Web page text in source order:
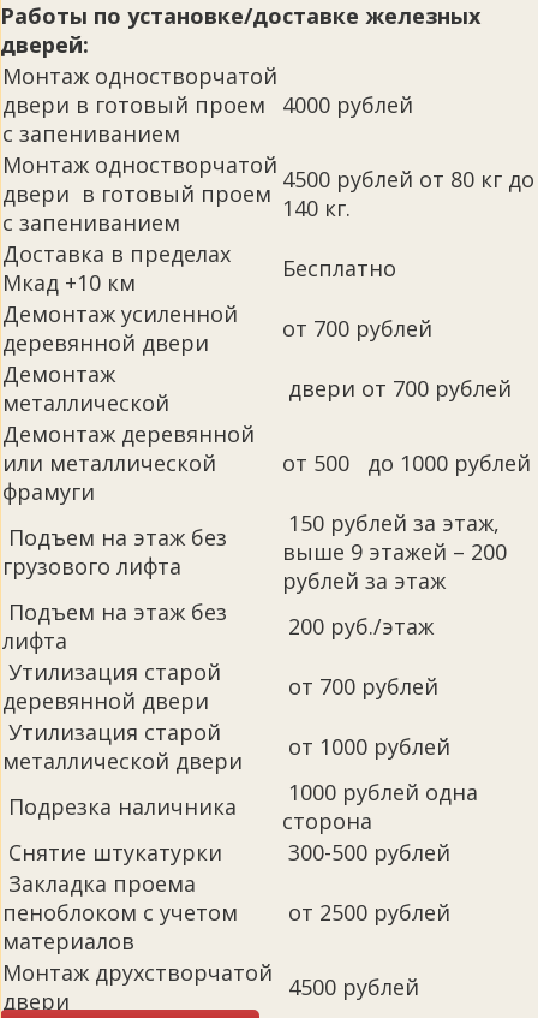
Работы по установке/доставке железных
дверей:
Монтаж одностворчатой
двери в готовый проем
с запениванием
4000 рублей
Монтаж одностворчатой
двери в готовый проем
с запениванием
4500 рублей от 80 кг до
140 кг.
Доставка в пределах
Мкад +10 км
Бесплатно
Демонтаж усиленной
деревянной двери
от 700 рублей
Демонтаж
металлической
двери от 700 рублей
Демонтаж деревянной
или металлической
фрамуги
от 500 до 1000 рублей
Подъем на этаж без
грузового лифта
150 рублей за этаж,
выше 9 этажей – 200
рублей за этаж
Подъем на этаж без
лифта
200 руб./этаж
Утилизация старой
деревянной двери
от 700 рублей
Утилизация старой
металлической двери
от 1000 рублей
Подрезка наличника
1000 рублей одна
сторона
Снятие штукатурки
300-500 рублей
Закладка проема
пеноблоком с учетом
материалов
от 2500 рублей
Монтаж друхстворчатой
двери
4500 рублей